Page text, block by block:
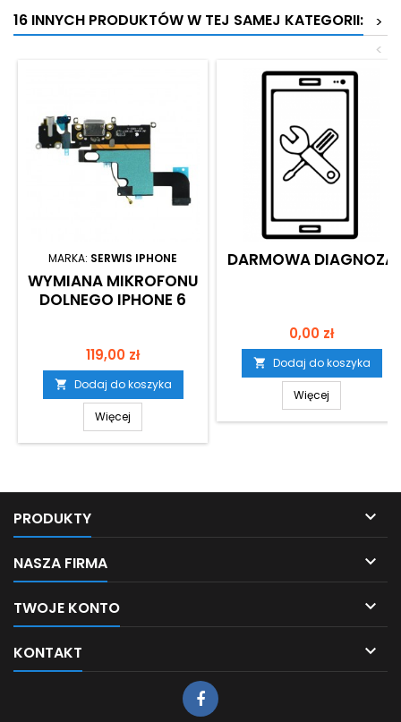
16 INNYCH PRODUKTÓW W TEJ SAMEJ KATEGORII:
>
<
MARKA: SERWIS IPHONE
WYMIANA MIKROFONU
DOLNEGO IPHONE 6
Cena
119,00 zł
 Dodaj do koszyka
Więcej
DARMOWA DIAGNOZA
Cena
0,00 zł
 Dodaj do koszyka
Więcej
PRODUKTY 
NASZA FIRMA 
TWOJE KONTO 
KONTAKT 